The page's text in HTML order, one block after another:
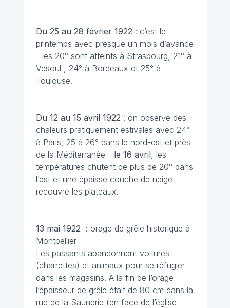
Du 25 au 28 février 1922 : c’est le
printemps avec presque un mois d’avance
- les 20° sont atteints à Strasbourg, 21° à
Vesoul , 24° à Bordeaux et 25° à
Toulouse.
Du 12 au 15 avril 1922 : on observe des
chaleurs pratiquement estivales avec 24°
à Paris, 25 à 26° dans le nord-est et près
de la Méditerranée - le 16 avril, les
températures chutent de plus de 20° dans
l’est et une épaisse couche de neige
recouvre les plateaux.
13 mai 1922 : orage de grêle historique à
Montpellier
Les passants abandonnent voitures
(charrettes) et animaux pour se réfugier
dans les magasins. A la fin de l’orage
l’épaisseur de grêle était de 80 cm dans la
rue de la Saunerie (en face de l’église